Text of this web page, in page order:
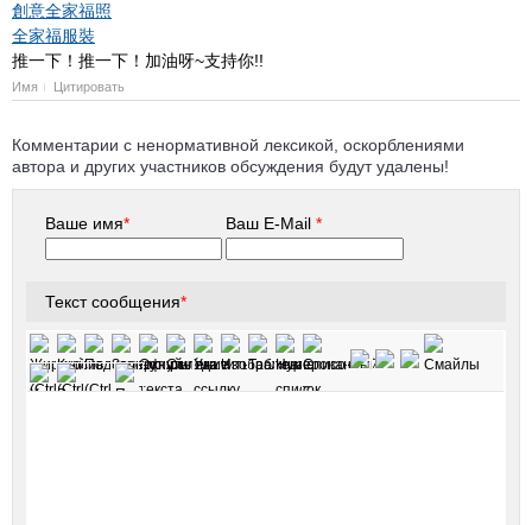
創意全家福照
全家福服裝
推一下！推一下！加油呀~支持你!!
Имя Цитировать
Комментарии с ненормативной лексикой, оскорблениями
автора и других участников обсуждения будут удалены!
Ваше имя* Ваш E-Mail*
Текст сообщения*